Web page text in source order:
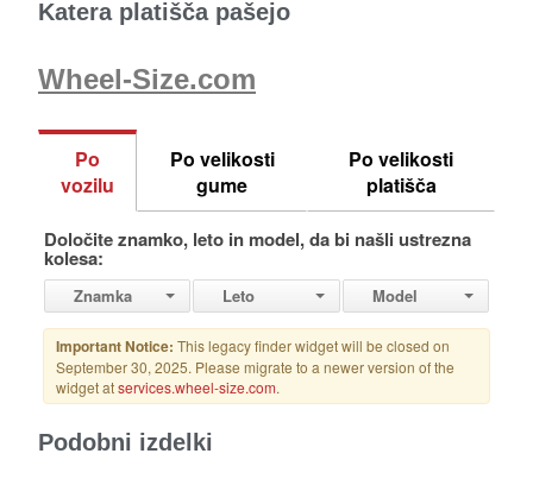
Katera platišča pašejo
Wheel-Size.com
Podobni izdelki